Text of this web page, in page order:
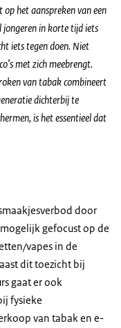
het aanspreken van een
jongeren in korte tijd iets
iets tegen doen. Niet
met zich meebrengt.
van tabak combineert
dichterbij te
is het essentieel dat
door
gefocust op de
vapes in de
dit toezicht bij
gaat er ook
fysieke
van tabak en e-